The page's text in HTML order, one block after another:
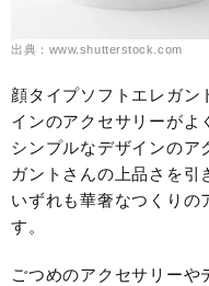
出典：www.shutterstock.com
顔タイプソフトエレガン
インのアクセサリーがよ
シンプルなデザインのア
ガントさんの上品さを
いずれも華奢なつくりの
す。
ごつめのアクセサリーや